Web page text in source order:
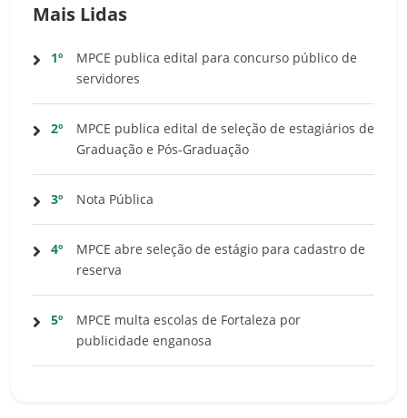
Mais Lidas
1º
MPCE publica edital para concurso público de
servidores
2º
MPCE publica edital de seleção de estagiários de
Graduação e Pós-Graduação
3º Nota Pública
4º
MPCE abre seleção de estágio para cadastro de
reserva
5º
MPCE multa escolas de Fortaleza por
publicidade enganosa